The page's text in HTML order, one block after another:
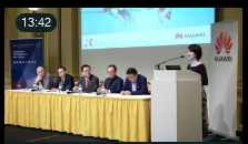
13:42